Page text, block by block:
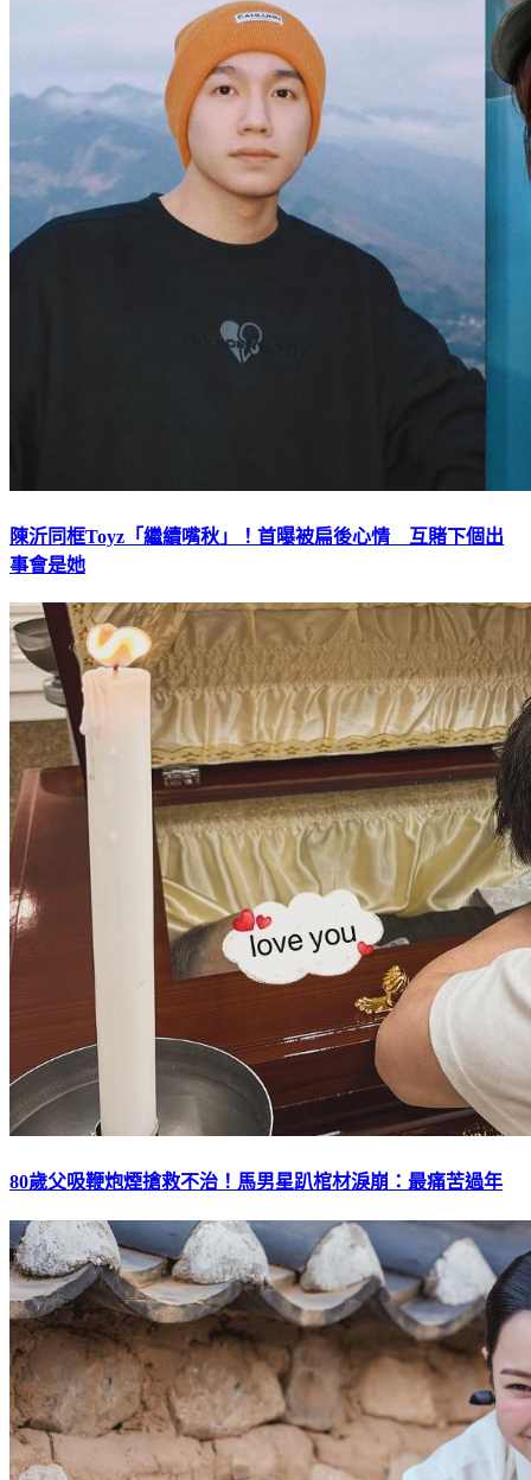
陳沂同框Toyz「繼續嘴秋」！首曝被扁後心情 互賭下個出
事會是她
80歲父吸鞭炮煙搶救不治！馬男星趴棺材淚崩：最痛苦過年